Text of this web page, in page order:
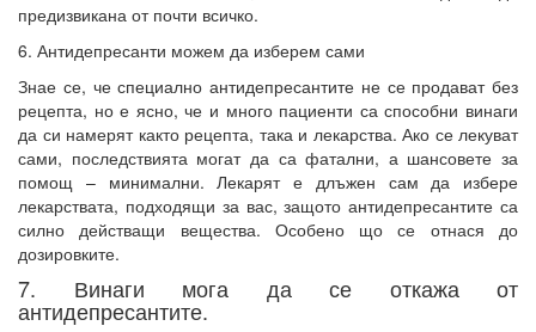
предизвикана от почти всичко.
6. Антидепресанти можем да изберем сами
Знае се, че специално антидепресантите не се продават без
рецепта, но е ясно, че и много пациенти са способни винаги
да си намерят както рецепта, така и лекарства. Ако се лекуват
сами, последствията могат да са фатални, а шансовете за
помощ – минимални. Лекарят е длъжен сам да избере
лекарствата, подходящи за вас, защото антидепресантите са
силно действащи вещества. Особено що се отнася до
дозировките.
7. Винаги мога да се откажа от
антидепресантите.